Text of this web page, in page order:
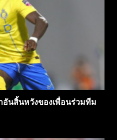
อันสิ้นหวังของเพื่อนร่วมทีม